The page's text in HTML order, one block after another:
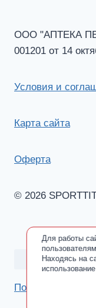
ООО "АПТЕКА
001201 от 14
Условия и
Карта сайта
Оферта
© 2026
Политика
Для работы
Находясь на